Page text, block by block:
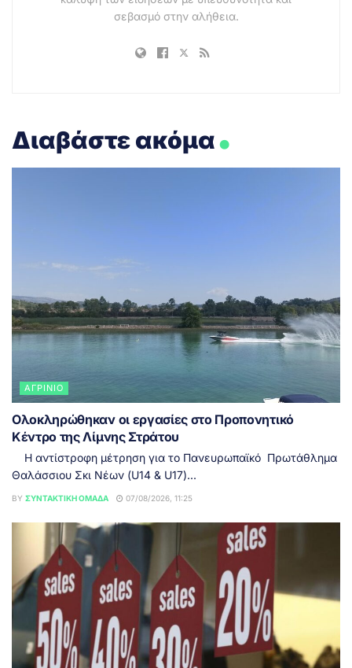
σεβασμό στην αλήθεια.
Διαβάστε ακόμα.
ΑΓΡΊΝΙΟ
Ολοκληρώθηκαν οι εργασίες στο Προπονητικό
Κέντρο της Λίμνης Στράτου
Η αντίστροφη μέτρηση για το Πανευρωπαϊκό Πρωτάθλημα
Θαλάσσιου Σκι Νέων (U14 & U17)...
BY ΣΥΝΤΑΚΤΙΚΉ ΟΜΆΔΑ 07/08/2026, 11:25